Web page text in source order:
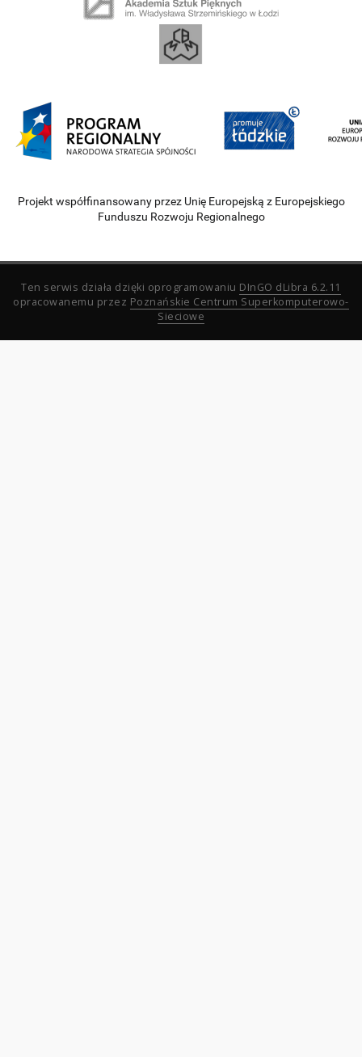
Projekt współfinansowany przez Unię Europejską z Europejskiego
Funduszu Rozwoju Regionalnego
Ten serwis działa dzięki oprogramowaniu DInGO dLibra 6.2.11
opracowanemu przez Poznańskie Centrum Superkomputerowo-
Sieciowe